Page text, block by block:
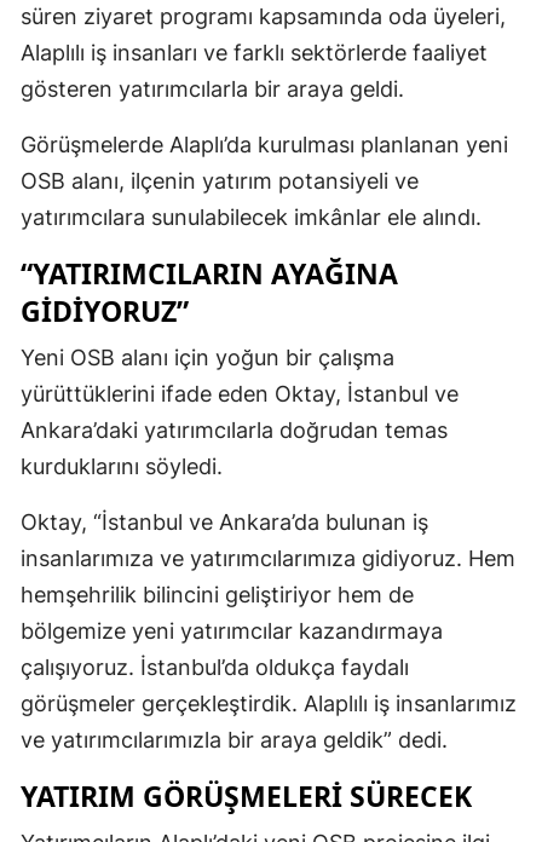
süren ziyaret programı kapsamında oda üyeleri,
Alaplılı iş insanları ve farklı sektörlerde faaliyet
gösteren yatırımcılarla bir araya geldi.
Görüşmelerde Alaplı’da kurulması planlanan yeni
OSB alanı, ilçenin yatırım potansiyeli ve
yatırımcılara sunulabilecek imkânlar ele alındı.
“YATIRIMCILARIN AYAĞINA
GİDİYORUZ”
Yeni OSB alanı için yoğun bir çalışma
yürüttüklerini ifade eden Oktay, İstanbul ve
Ankara’daki yatırımcılarla doğrudan temas
kurduklarını söyledi.
Oktay, “İstanbul ve Ankara’da bulunan iş
insanlarımıza ve yatırımcılarımıza gidiyoruz. Hem
hemşehrilik bilincini geliştiriyor hem de
bölgemize yeni yatırımcılar kazandırmaya
çalışıyoruz. İstanbul’da oldukça faydalı
görüşmeler gerçekleştirdik. Alaplılı iş insanlarımız
ve yatırımcılarımızla bir araya geldik” dedi.
YATIRIM GÖRÜŞMELERİ SÜRECEK